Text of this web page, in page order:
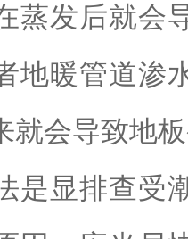
蒸发后就会
地暖管道渗
就会导致地
是显排查受